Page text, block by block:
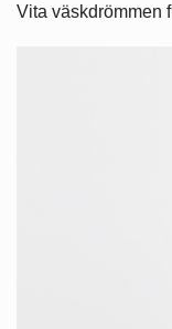
Vita väskdrömmen